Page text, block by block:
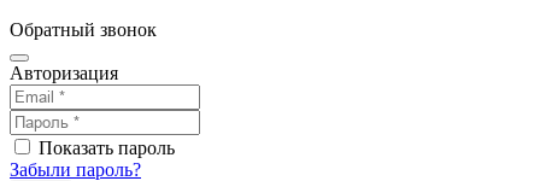
Обратный звонок
Авторизация
Показать пароль
Забыли пароль?